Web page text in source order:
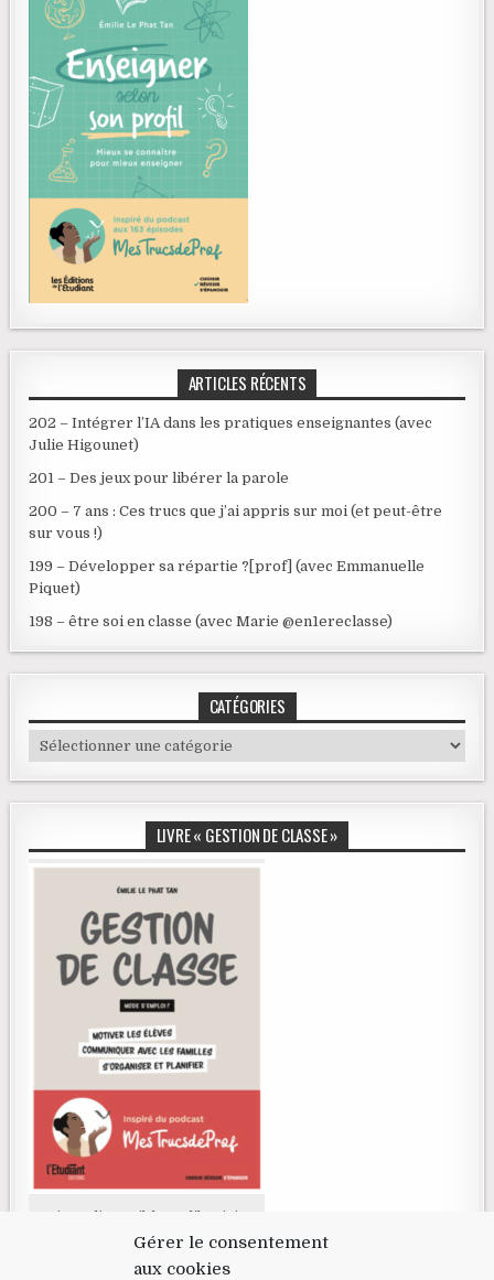
Gérer le consentement
aux cookies
ARTICLES RÉCENTS
202 – Intégrer l’IA dans les pratiques enseignantes (avec
Julie Higounet)
201 – Des jeux pour libérer la parole
200 – 7 ans : Ces trucs que j’ai appris sur moi (et peut-être
sur vous !)
199 – Développer sa répartie ?[prof] (avec Emmanuelle
Piquet)
198 – être soi en classe (avec Marie @en1ereclasse)
CATÉGORIES
Catégories
LIVRE « GESTION DE CLASSE »
Livre disponible en librairie